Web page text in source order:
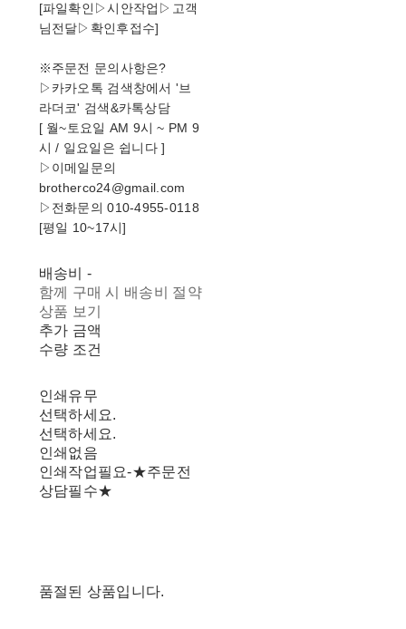
[파일확인▷시안작업▷고객
님전달▷확인후접수]
※주문전 문의사항은?
▷카카오톡 검색창에서 '브
라더코' 검색&카톡상담
[ 월~토요일 AM 9시 ~ PM 9
시 / 일요일은 쉽니다 ]
▷이메일문의
brotherco24@gmail.com
▷전화문의 010-4955-0118
[평일 10~17시]
배송비 -
함께 구매 시 배송비 절약
상품 보기
추가 금액
수량 조건
인쇄유무
선택하세요.
선택하세요.
인쇄없음
인쇄작업필요-★주문전
상담필수★
품절된 상품입니다.